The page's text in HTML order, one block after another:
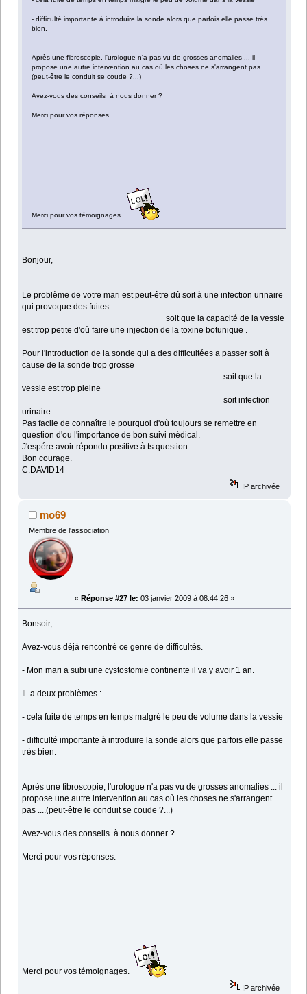
- difficulté importante à introduire la sonde alors que parfois elle passe très
bien.
Après une fibroscopie, l'urologue n'a pas vu de grosses anomalies ... il
propose une autre intervention au cas où les choses ne s'arrangent pas ....
(peut-être le conduit se coude ?...)
Avez-vous des conseils à nous donner ?
Merci pour vos réponses.
Merci pour vos témoignages.
Bonjour,
Le problème de votre mari est peut-être dû soit à une infection urinaire
qui provoque des fuites.
soit que la capacité de la vessie
est trop petite d'où faire une injection de la toxine botunique .
Pour l'introduction de la sonde qui a des difficultées a passer soit à
cause de la sonde trop grosse
soit que la
vessie est trop pleine
soit infection
urinaire
Pas facile de connaître le pourquoi d'où toujours se remettre en
question d'ou l'importance de bon suivi médical.
J'espére avoir répondu positive à ts question.
Bon courage.
C.DAVID14
IP archivée
mo69
Membre de l'association
« Réponse #27 le: 03 janvier 2009 à 08:44:26 »
Bonsoir,
Avez-vous déjà rencontré ce genre de difficultés.
- Mon mari a subi une cystostomie continente il va y avoir 1 an.
Il a deux problèmes :
- cela fuite de temps en temps malgré le peu de volume dans la vessie
- difficulté importante à introduire la sonde alors que parfois elle passe
très bien.
Après une fibroscopie, l'urologue n'a pas vu de grosses anomalies ... il
propose une autre intervention au cas où les choses ne s'arrangent
pas ....(peut-être le conduit se coude ?...)
Avez-vous des conseils à nous donner ?
Merci pour vos réponses.
Merci pour vos témoignages.
IP archivée